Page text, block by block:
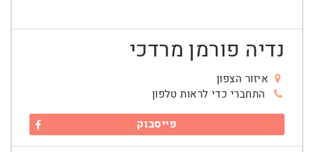
נדיה פורמן מרדכי
איזור הצפון
התחברי כדי לראות טלפון
פייסבוק